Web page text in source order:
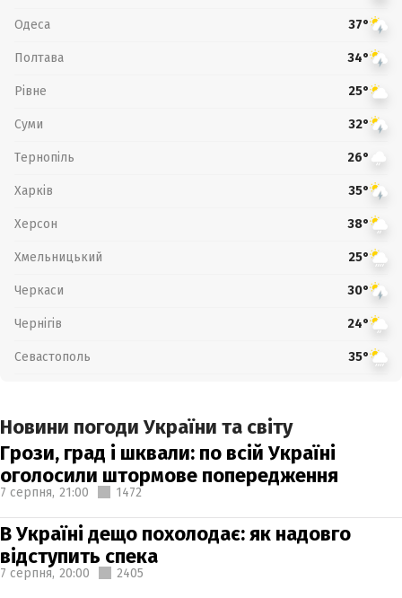
Одеса 37°
Полтава 34°
Рівне 25°
Суми 32°
Тернопіль 26°
Харків 35°
Херсон 38°
Хмельницький 25°
Черкаси 30°
Чернігів 24°
Севастополь 35°
Новини погоди України та світу
Грози, град і шквали: по всій Україні
оголосили штормове попередження
7 серпня, 21:00 1472
В Україні дещо похолодає: як надовго
відступить спека
7 серпня, 20:00 2405